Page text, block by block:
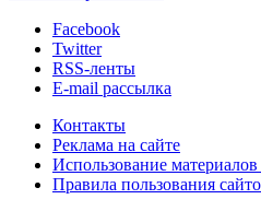
Facebook
Twitter
RSS-ленты
E-mail рассылка
Контакты
Реклама на сайте
Использование
Правила пользования